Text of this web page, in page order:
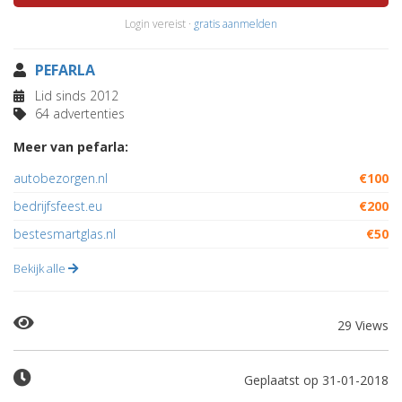
Login vereist · gratis aanmelden
PEFARLA
Lid sinds 2012
64 advertenties
Meer van pefarla:
autobezorgen.nl
€100
bedrijfsfeest.eu
€200
bestesmartglas.nl
€50
Bekijk alle
29 Views
Geplaatst op 31-01-2018